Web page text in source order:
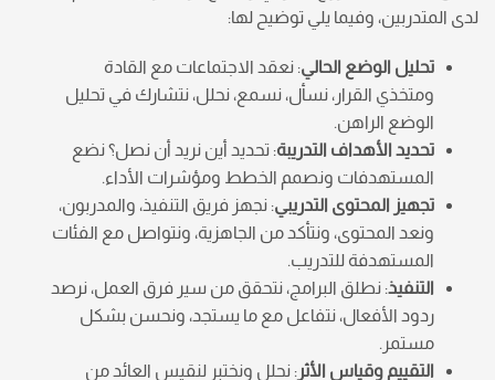
لدى المتدربين، وفيما يلي توضيح لها:
تحليل الوضع الحالي: نعقد الاجتماعات مع القادة
ومتخذي القرار، نسأل، نسمع، نحلل، نتشارك في تحليل
الوضع الراهن.
تحديد الأهداف التدريبة: تحديد أين نريد أن نصل؟ نضع
المستهدفات ونصمم الخطط ومؤشرات الأداء.
تجهيز المحتوى التدريبي: نجهز فريق التنفيذ، والمدربون،
ونعد المحتوى، ونتأكد من الجاهزية، ونتواصل مع الفئات
المستهدفة للتدريب.
التنفيذ: نطلق البرامج، نتحقق من سير فرق العمل، نرصد
ردود الأفعال، نتفاعل مع ما يستجد، ونحسن بشكل
مستمر.
التقييم وقياس الأثر : نحلل ونختبر لنقيس العائد من